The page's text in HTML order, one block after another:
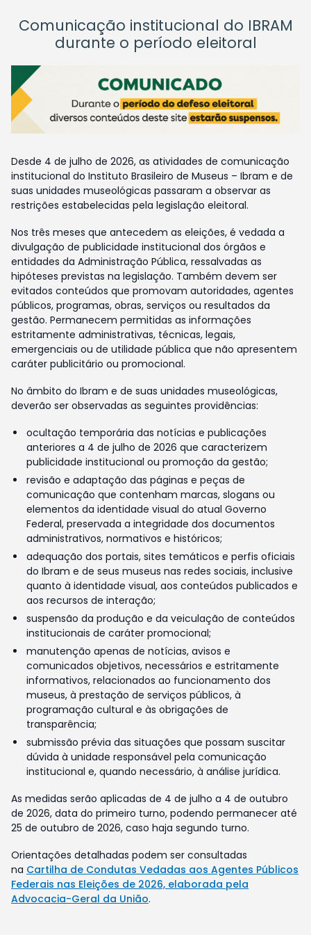
Comunicação institucional do IBRAM
durante o período eleitoral
Desde 4 de julho de 2026, as atividades de comunicação
institucional do Instituto Brasileiro de Museus – Ibram e de
suas unidades museológicas passaram a observar as
restrições estabelecidas pela legislação eleitoral.
Nos três meses que antecedem as eleições, é vedada a
divulgação de publicidade institucional dos órgãos e
entidades da Administração Pública, ressalvadas as
hipóteses previstas na legislação. Também devem ser
evitados conteúdos que promovam autoridades, agentes
públicos, programas, obras, serviços ou resultados da
gestão. Permanecem permitidas as informações
estritamente administrativas, técnicas, legais,
emergenciais ou de utilidade pública que não apresentem
caráter publicitário ou promocional.
No âmbito do Ibram e de suas unidades museológicas,
deverão ser observadas as seguintes providências:
ocultação temporária das notícias e publicações
anteriores a 4 de julho de 2026 que caracterizem
publicidade institucional ou promoção da gestão;
revisão e adaptação das páginas e peças de
comunicação que contenham marcas, slogans ou
elementos da identidade visual do atual Governo
Federal, preservada a integridade dos documentos
administrativos, normativos e históricos;
adequação dos portais, sites temáticos e perfis oficiais
do Ibram e de seus museus nas redes sociais, inclusive
quanto à identidade visual, aos conteúdos publicados e
aos recursos de interação;
suspensão da produção e da veiculação de conteúdos
institucionais de caráter promocional;
manutenção apenas de notícias, avisos e
comunicados objetivos, necessários e estritamente
informativos, relacionados ao funcionamento dos
museus, à prestação de serviços públicos, à
programação cultural e às obrigações de
transparência;
submissão prévia das situações que possam suscitar
dúvida à unidade responsável pela comunicação
institucional e, quando necessário, à análise jurídica.
As medidas serão aplicadas de 4 de julho a 4 de outubro
de 2026, data do primeiro turno, podendo permanecer até
25 de outubro de 2026, caso haja segundo turno.
Orientações detalhadas podem ser consultadas
na Cartilha de Condutas Vedadas aos Agentes Públicos
Federais nas Eleições de 2026, elaborada pela
Advocacia-Geral da União.